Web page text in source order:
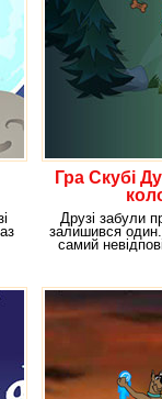
Гра Скубі
Друзі забули
залишився
самий